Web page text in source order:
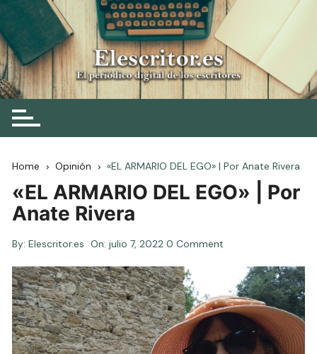
Skip
to
content
Elescritor.es
El periódico digital de los escritores
Home Opinión «EL ARMARIO DEL EGO» | Por Anate Rivera
«EL ARMARIO DEL EGO» | Por
Anate Rivera
By: Elescritor.es On:julio 7, 2022 0 Comment